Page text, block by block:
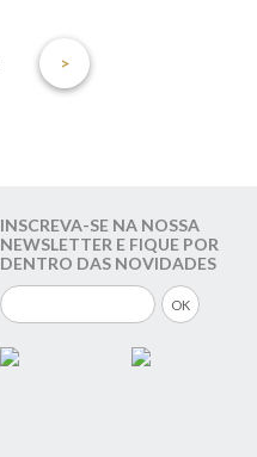
INSCREVA-SE NA NOSSA
NEWSLETTER E FIQUE POR
DENTRO DAS NOVIDADES